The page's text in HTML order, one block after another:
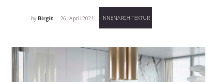
by Birgit 26. April 2021 INNENARCHITEKTUR